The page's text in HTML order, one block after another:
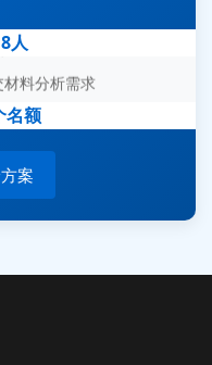
8人爆测试需求
人机测试需求
名额
案